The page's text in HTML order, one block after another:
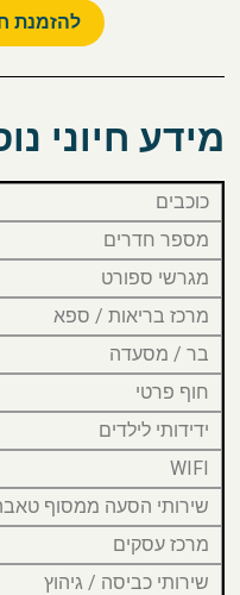
להזמנת
מידע חיוני
כוכבים
מספר חדרים
מגרשי ספורט
מרכז בריאות / ספא
בר / מסעדה
חוף פרטי
ידידותי לילדים
WIFI
שירותי הסעה ממסוף
מרכז עסקים
שירותי כביסה / גיהוץ